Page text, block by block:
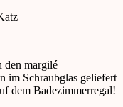
den margilé
im Schraubglas geliefert
dem Badezimmerregal!